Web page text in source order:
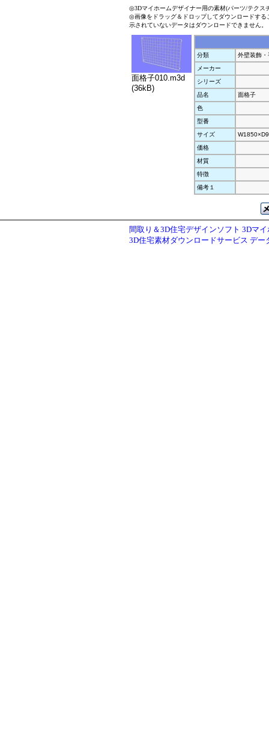
◎3Dマイホームデザイナー用の素材(パーツ/テクス
◎画像をドラッグ＆ドロップしてダウンロードす
示されていないデータはダウンロードできません。
面格子010.m3d
(36kB)
分類
外壁装飾・
メーカー
シリーズ
品名
面格子
色
型番
サイズ
価格
材質
特徴
備考１
間取り＆3D住宅デザインソフト 3Dマ
3D住宅素材ダウンロードサービス デー